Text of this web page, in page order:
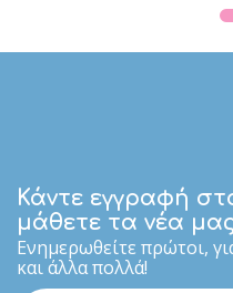
Κάντε εγγραφή
μάθετε τα νέα
Eνημερωθείτε πρώτοι,
και άλλα πολλά!